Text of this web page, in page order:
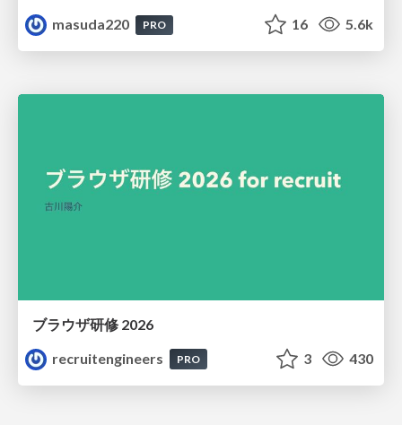
masuda220
PRO 16 5.6k
ブラウザ研修 2026
recruitengineers
PRO 3 430